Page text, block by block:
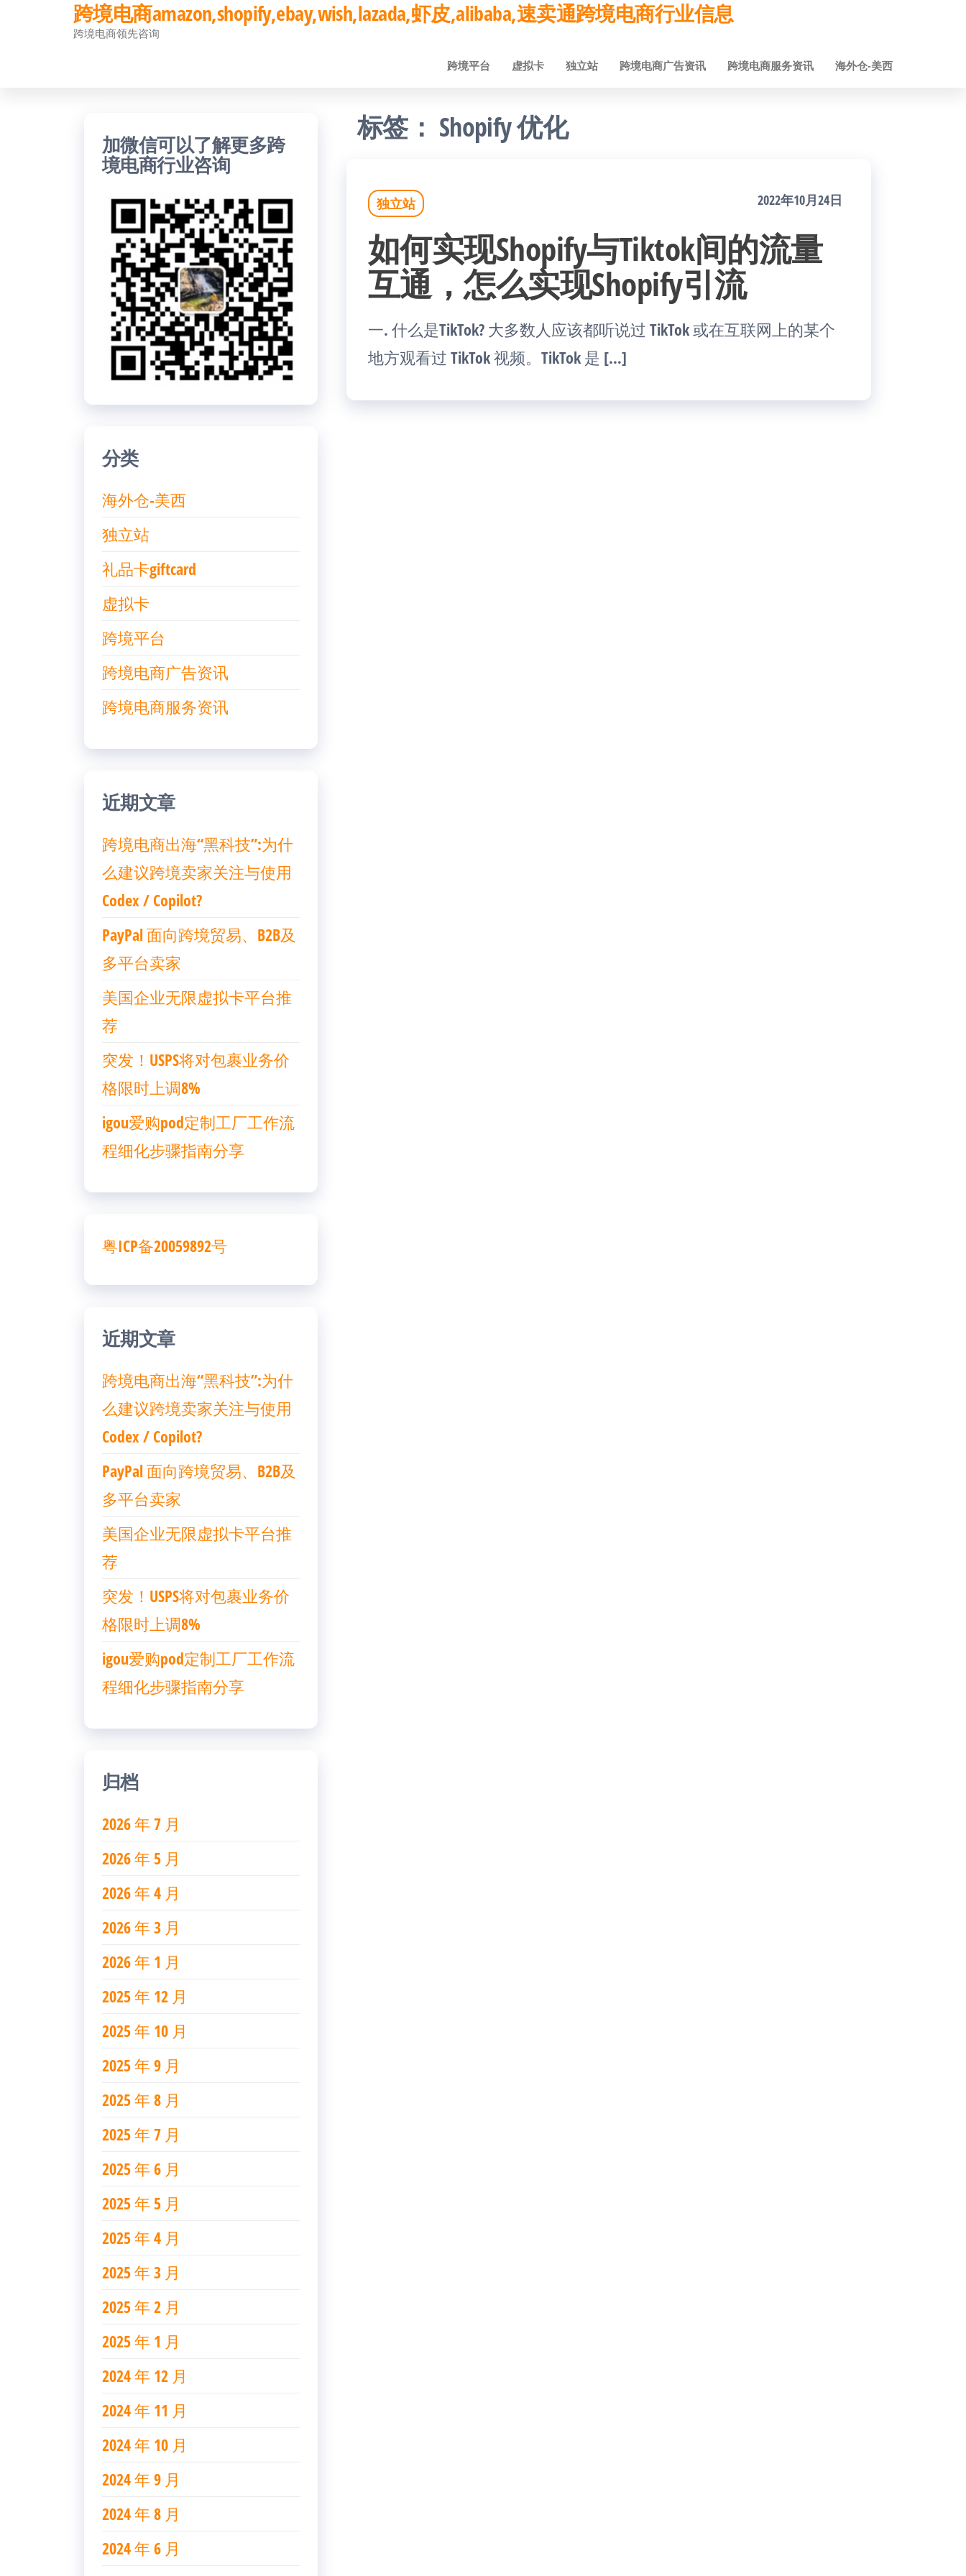
跨境电商amazon,shopify,ebay,wish,lazada,虾皮,alibaba,速卖通跨境电商行业信息
跨境电商领先咨询
跨境平台 虚拟卡 独立站 跨境电商广告资讯 跨境电商服务资讯 海外仓-美西
标签： Shopify 优化
独立站 2022年10月24日
如何实现Shopify与Tiktok间的流量
互通，怎么实现Shopify引流
一. 什么是TikTok? 大多数人应该都听说过 TikTok 或在互联网上的某个
地方观看过 TikTok 视频。TikTok 是 […]
加微信可以了解更多跨
境电商行业咨询
分类
海外仓-美西
独立站
礼品卡giftcard
虚拟卡
跨境平台
跨境电商广告资讯
跨境电商服务资讯
近期文章
跨境电商出海“黑科技”:为什
么建议跨境卖家关注与使用
Codex / Copilot?
PayPal 面向跨境贸易、B2B及
多平台卖家
美国企业无限虚拟卡平台推
荐
突发！USPS将对包裹业务价
格限时上调8%
igou爱购pod定制工厂工作流
程细化步骤指南分享
粤ICP备20059892号
近期文章
跨境电商出海“黑科技”:为什
么建议跨境卖家关注与使用
Codex / Copilot?
PayPal 面向跨境贸易、B2B及
多平台卖家
美国企业无限虚拟卡平台推
荐
突发！USPS将对包裹业务价
格限时上调8%
igou爱购pod定制工厂工作流
程细化步骤指南分享
归档
2026 年 7 月
2026 年 5 月
2026 年 4 月
2026 年 3 月
2026 年 1 月
2025 年 12 月
2025 年 10 月
2025 年 9 月
2025 年 8 月
2025 年 7 月
2025 年 6 月
2025 年 5 月
2025 年 4 月
2025 年 3 月
2025 年 2 月
2025 年 1 月
2024 年 12 月
2024 年 11 月
2024 年 10 月
2024 年 9 月
2024 年 8 月
2024 年 6 月